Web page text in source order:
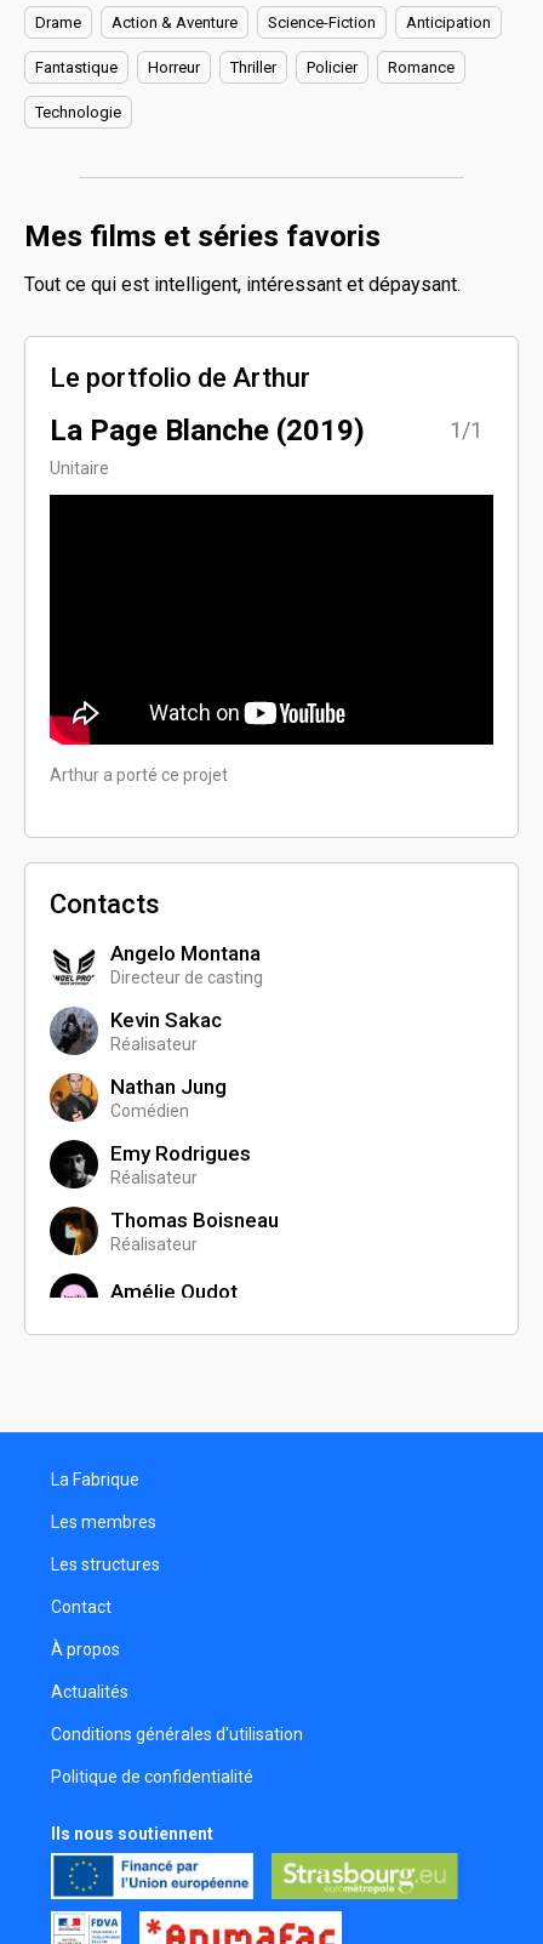
Drame Action & Aventure Science-Fiction Anticipation
Fantastique Horreur Thriller Policier Romance
Technologie
Mes films et séries favoris
Tout ce qui est intelligent, intéressant et dépaysant.
Le portfolio de Arthur
La Page Blanche (2019)
Unitaire
1/1
Arthur a porté ce projet
Contacts
Angelo Montana
Directeur de casting
Kevin Sakac
Réalisateur
Nathan Jung
Comédien
Emy Rodrigues
Réalisateur
Thomas Boisneau
Réalisateur
Amélie Oudot
Malassingne Jean-Benoît
Réalisateur
La Fabrique
Les membres
Les structures
Contact
À propos
Actualités
Conditions générales d'utilisation
Politique de confidentialité
Ils nous soutiennent